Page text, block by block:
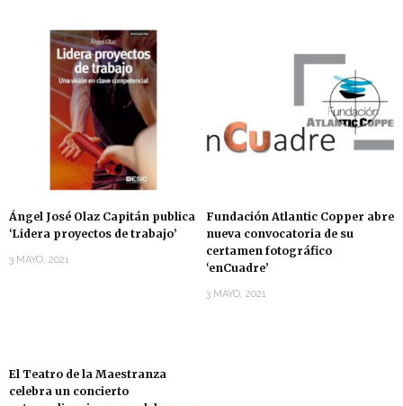
Ángel José Olaz Capitán publica
‘Lidera proyectos de trabajo’
3 MAYO, 2021
Fundación Atlantic Copper abre
nueva convocatoria de su
certamen fotográfico
‘enCuadre’
3 MAYO, 2021
El Teatro de la Maestranza
celebra un concierto